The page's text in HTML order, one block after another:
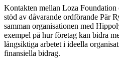
Kontakten mellan Loza Foundation
stöd av dåvarande ordförande Pär
samman organisationen med
exempel på hur företag kan bidra
långsiktiga arbetet i ideella
finansiella bidrag.